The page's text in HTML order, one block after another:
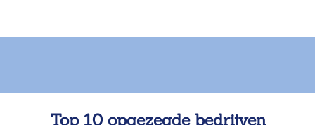
Top 10 opgezegde bedrijven